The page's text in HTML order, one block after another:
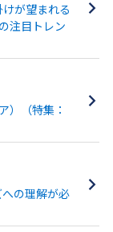
が望まれる
注目トレン
）（特集：
の理解が必